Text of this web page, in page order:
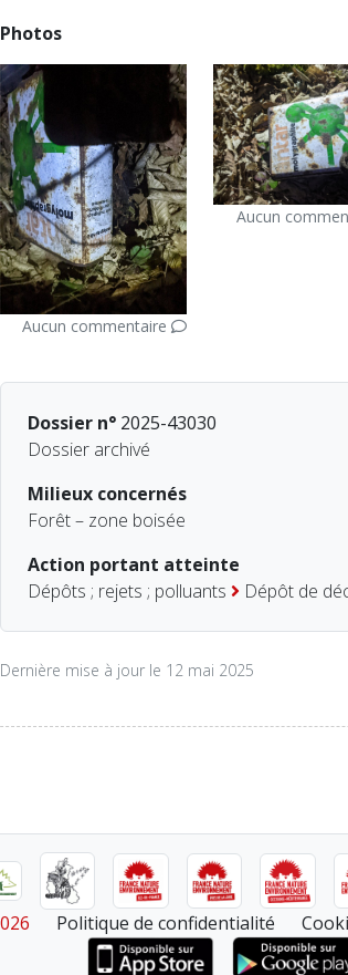
Photos
Aucun commentaire
Aucun
Dossier n°2025-43030
Dossier archivé
Milieux concernés
Forêt – zone boisée
Action portant atteinte
Dépôts ; rejets ; polluants
Dépôt de
Dernière mise à jour le 12 mai 2025
Politique de confidentialité